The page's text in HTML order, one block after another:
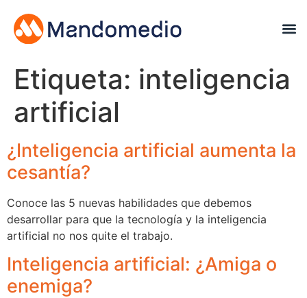
Etiqueta: inteligencia
artificial
¿Inteligencia artificial aumenta la
cesantía?
Conoce las 5 nuevas habilidades que debemos
desarrollar para que la tecnología y la inteligencia
artificial no nos quite el trabajo.
Inteligencia artificial: ¿Amiga o
enemiga?